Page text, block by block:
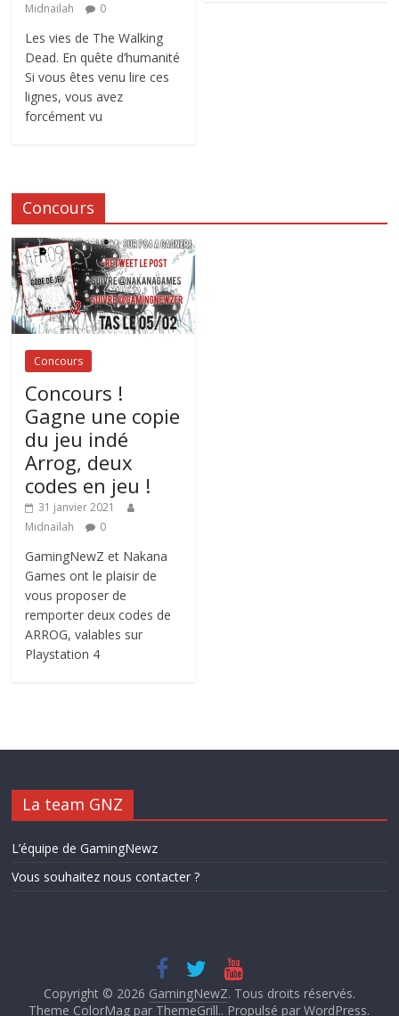
Midnailah
0
Les vies de The Walking
Dead. En quête d’humanité
Si vous êtes venu lire ces
lignes, vous avez
forcément vu
Concours
Concours
Concours !
Gagne une copie
du jeu indé
Arrog, deux
codes en jeu !
31 janvier 2021
Midnailah
0
GamingNewZ et Nakana
Games ont le plaisir de
vous proposer de
remporter deux codes de
ARROG, valables sur
Playstation 4
La team GNZ
L’équipe de GamingNewz
Vous souhaitez nous contacter ?
Copyright © 2026 GamingNewZ. Tous droits réservés.
Theme ColorMag par ThemeGrill.. Propulsé parWordPress.